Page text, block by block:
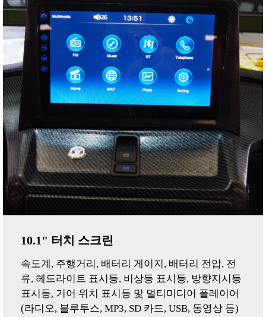
10.1" 터치 스크린
속도계, 주행거리, 배터리 게이지, 배터리 전압, 전
류, 헤드라이트 표시등, 비상등 표시등, 방향지시등
표시등, 기어 위치 표시등 및 멀티미디어 플레이어
(라디오, 블루투스, MP3, SD 카드, USB, 동영상 등)